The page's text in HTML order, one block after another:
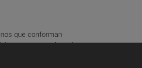
que conforman
presente portal, será
del Sitio Web será